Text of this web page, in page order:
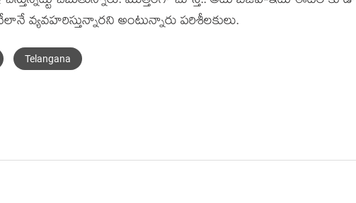
వ్య‌వ‌హ‌రిస్తున్నార‌ని అంటున్నారు ప‌రిశీల‌కులు.
Telangana